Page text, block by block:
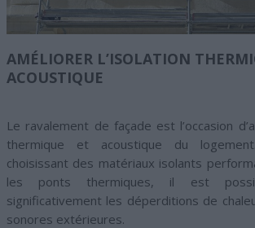
AMÉLIORER L’ISOLATION
ACOUSTIQUE
Le ravalement de façade est l’occasion
thermique et acoustique du
choisissant des matériaux isolants
les ponts thermiques, il est
significativement les déperditions de
sonores extérieures.